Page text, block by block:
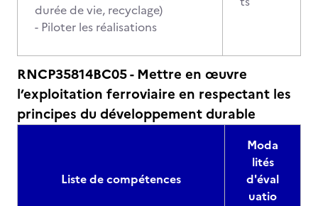
durée de vie, recyclage)
- Piloter les réalisations
RNCP35814BC05 - Mettre en œuvre
l’exploitation ferroviaire en respectant les
principes du développement durable
Liste de compétences
Moda
lités
d'éval
uatio